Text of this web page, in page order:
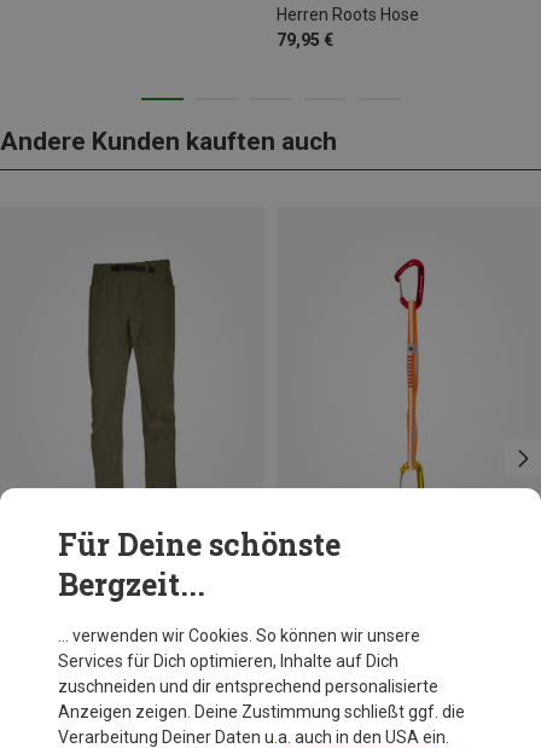
Herren Roots Hose
79,95 €
Andere Kunden kauften auch
Du sparst 32%
Skylotec
Fly-Weight Evo Alpine Expressset
27,22 €
Für Deine schönste
Bergzeit...
… verwenden wir Cookies. So können wir unsere
Services für Dich optimieren, Inhalte auf Dich
zuschneiden und dir entsprechend personalisierte
Anzeigen zeigen. Deine Zustimmung schließt ggf. die
Verarbeitung Deiner Daten u.a. auch in den USA ein.